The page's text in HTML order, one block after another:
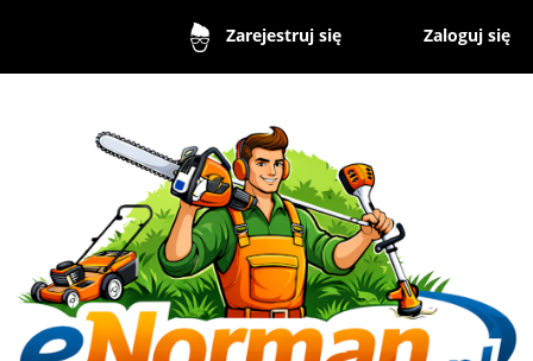
Zarejestruj się Zaloguj się